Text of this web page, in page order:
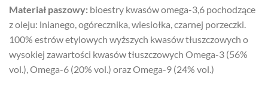
Materiał paszowy: bioestry kwasów omega-3,6 pochodzące
z oleju: lnianego, ogórecznika, wiesiołka, czarnej porzeczki.
100% estrów etylowych wyższych kwasów tłuszczowych o
wysokiej zawartości kwasów tłuszczowych Omega-3 (56%
vol.), Omega-6 (20% vol.) oraz Omega-9 (24% vol.)